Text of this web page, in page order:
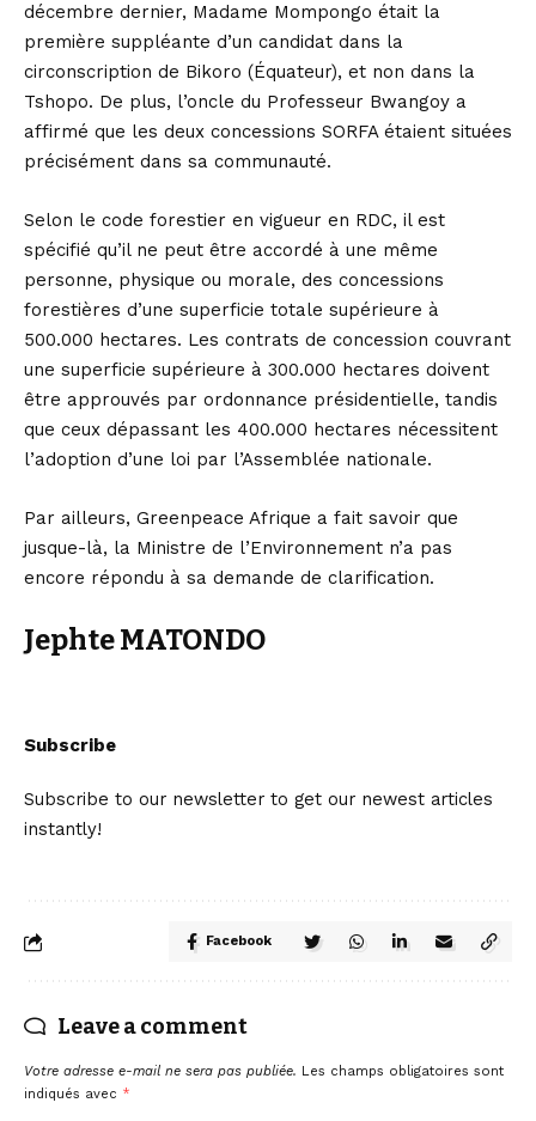
décembre dernier, Madame Mompongo était la
première suppléante d’un candidat dans la
circonscription de Bikoro (Équateur), et non dans la
Tshopo. De plus, l’oncle du Professeur Bwangoy a
affirmé que les deux concessions SORFA étaient situées
précisément dans sa communauté.
Selon le code forestier en vigueur en RDC, il est
spécifié qu’il ne peut être accordé à une même
personne, physique ou morale, des concessions
forestières d’une superficie totale supérieure à
500.000 hectares. Les contrats de concession couvrant
une superficie supérieure à 300.000 hectares doivent
être approuvés par ordonnance présidentielle, tandis
que ceux dépassant les 400.000 hectares nécessitent
l’adoption d’une loi par l’Assemblée nationale.
Par ailleurs, Greenpeace Afrique a fait savoir que
jusque-là, la Ministre de l’Environnement n’a pas
encore répondu à sa demande de clarification.
Jephte MATONDO
Subscribe
Subscribe to our newsletter to get our newest articles
instantly!
Facebook
Leave a comment
Votre adresse e-mail ne sera pas publiée. Les champs obligatoires sont
indiqués avec *